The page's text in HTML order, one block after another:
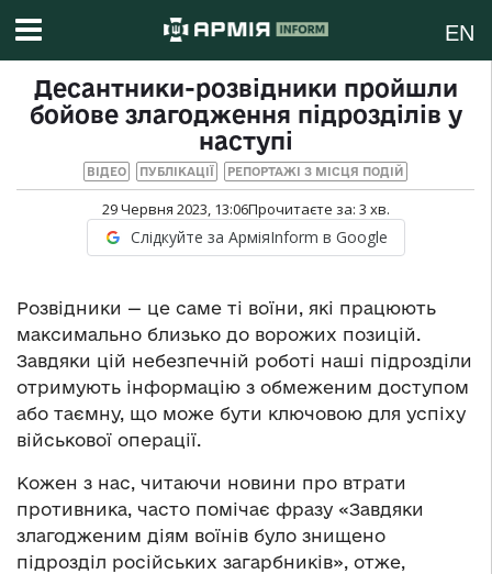
EN
Десантники-розвідники пройшли
бойове злагодження підрозділів у
наступі
ВІДЕО ПУБЛІКАЦІЇ РЕПОРТАЖІ З МІСЦЯ ПОДІЙ
29 Червня 2023, 13:06Прочитаєте за: 3 хв.
Слідкуйте за АрміяInform в Google
Розвідники — це саме ті воїни, які працюють
максимально близько до ворожих позицій.
Завдяки цій небезпечній роботі наші підрозділи
отримують інформацію з обмеженим доступом
або таємну, що може бути ключовою для успіху
військової операції.
Кожен з нас, читаючи новини про втрати
противника, часто помічає фразу «Завдяки
злагодженим діям воїнів було знищено
підрозділ російських загарбників», отже,